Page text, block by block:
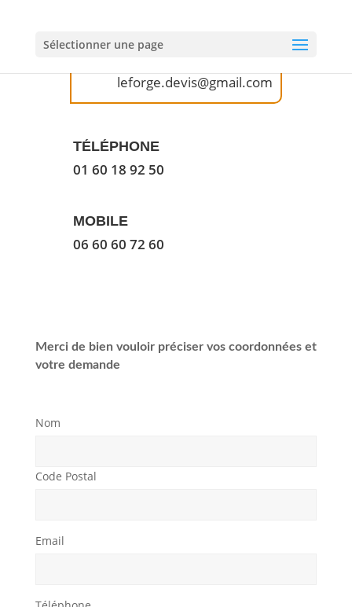
Sélectionner une page
leforge.devis@gmail.com
TÉLÉPHONE
01 60 18 92 50
MOBILE
06 60 60 72 60
Merci de bien vouloir préciser vos coordonnées et
votre demande
Nom
Code Postal
Email